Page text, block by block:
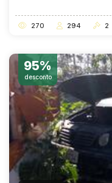
270 294 2
95%
desconto